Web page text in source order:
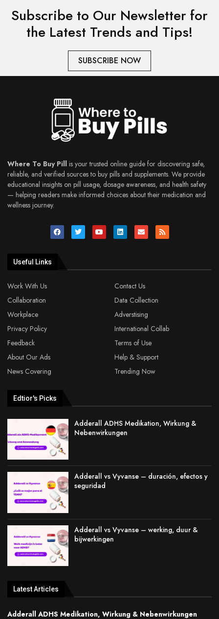
Subscribe to Our Newsletter for
the Latest Trends and Tips!
SUBSCRIBE NOW
Where To Buy Pill is your trusted online guide for discovering safe,
reliable, and verified sources to buy pills and supplements. We provide
educational insights on pill usage, dosage awareness, and health safety
— helping readers make informed choices about their medication and
wellness journey.
Useful Links
Work With Us
Contact Us
Collaboration
Data Collection
Workplace
Adverstising
Privacy Policy
International Collab
Feedback
Terms of Use
About Our Ads
Help & Support
News Covering
Trending Now
Edtior's Picks
Adderall ADHS Medikation, Wirkung &
Nebenwirkungen
Adderall vs Vyvanse – duración, efectos y
seguridad
Adderall vs Vyvanse – werking, duur &
bijwerkingen
Latest Articles
Adderall ADHS Medikation, Wirkung & Nebenwirkungen